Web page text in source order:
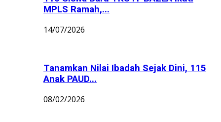
MPLS Ramah,...
14/07/2026
Tanamkan Nilai Ibadah Sejak Dini, 115
Anak PAUD...
08/02/2026